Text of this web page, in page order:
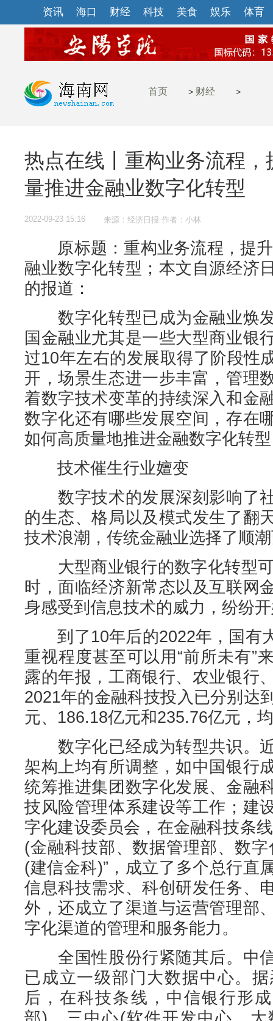
资讯 海口 财经 科技 美食 娱乐 体育
首页 > 财经 >
热点在线丨重构业务流程
量推进金融业数字化转型
2022-09-23 15:16 来源：经济日报 作者：小林
原标题：重构业务流程，提升
融业数字化转型；本文自源经济
的报道：
数字化转型已成为金融业焕
国金融业尤其是一些大型商业银
过10年左右的发展取得了阶段性
开，场景生态进一步丰富，管理
着数字技术变革的持续深入和金
数字化还有哪些发展空间，存在
如何高质量地推进金融数字化转
技术催生行业嬗变
数字技术的发展深刻影响了
的生态、格局以及模式发生了翻
技术浪潮，传统金融业选择了顺
大型商业银行的数字化转型可
时，面临经济新常态以及互联网
身感受到信息技术的威力，纷纷
到了10年后的2022年，国有
重视程度甚至可以用“前所未有”
露的年报，工商银行、农业银行
2021年的金融科技投入已分别达
元、186.18亿元和235.76亿元，
数字化已经成为转型共识。
架构上均有所调整，如中国银行
统筹推进集团数字化发展、金融
技风险管理体系建设等工作；建
字化建设委员会，在金融科技条
(金融科技部、数据管理部、数
(建信金科)”，成立了多个总行直
信息科技需求、科创研发任务、
外，还成立了渠道与运营管理部
字化渠道的管理和服务能力。
全国性股份行紧随其后。中
已成立一级部门大数据中心。
后，在科技条线，中信银行形